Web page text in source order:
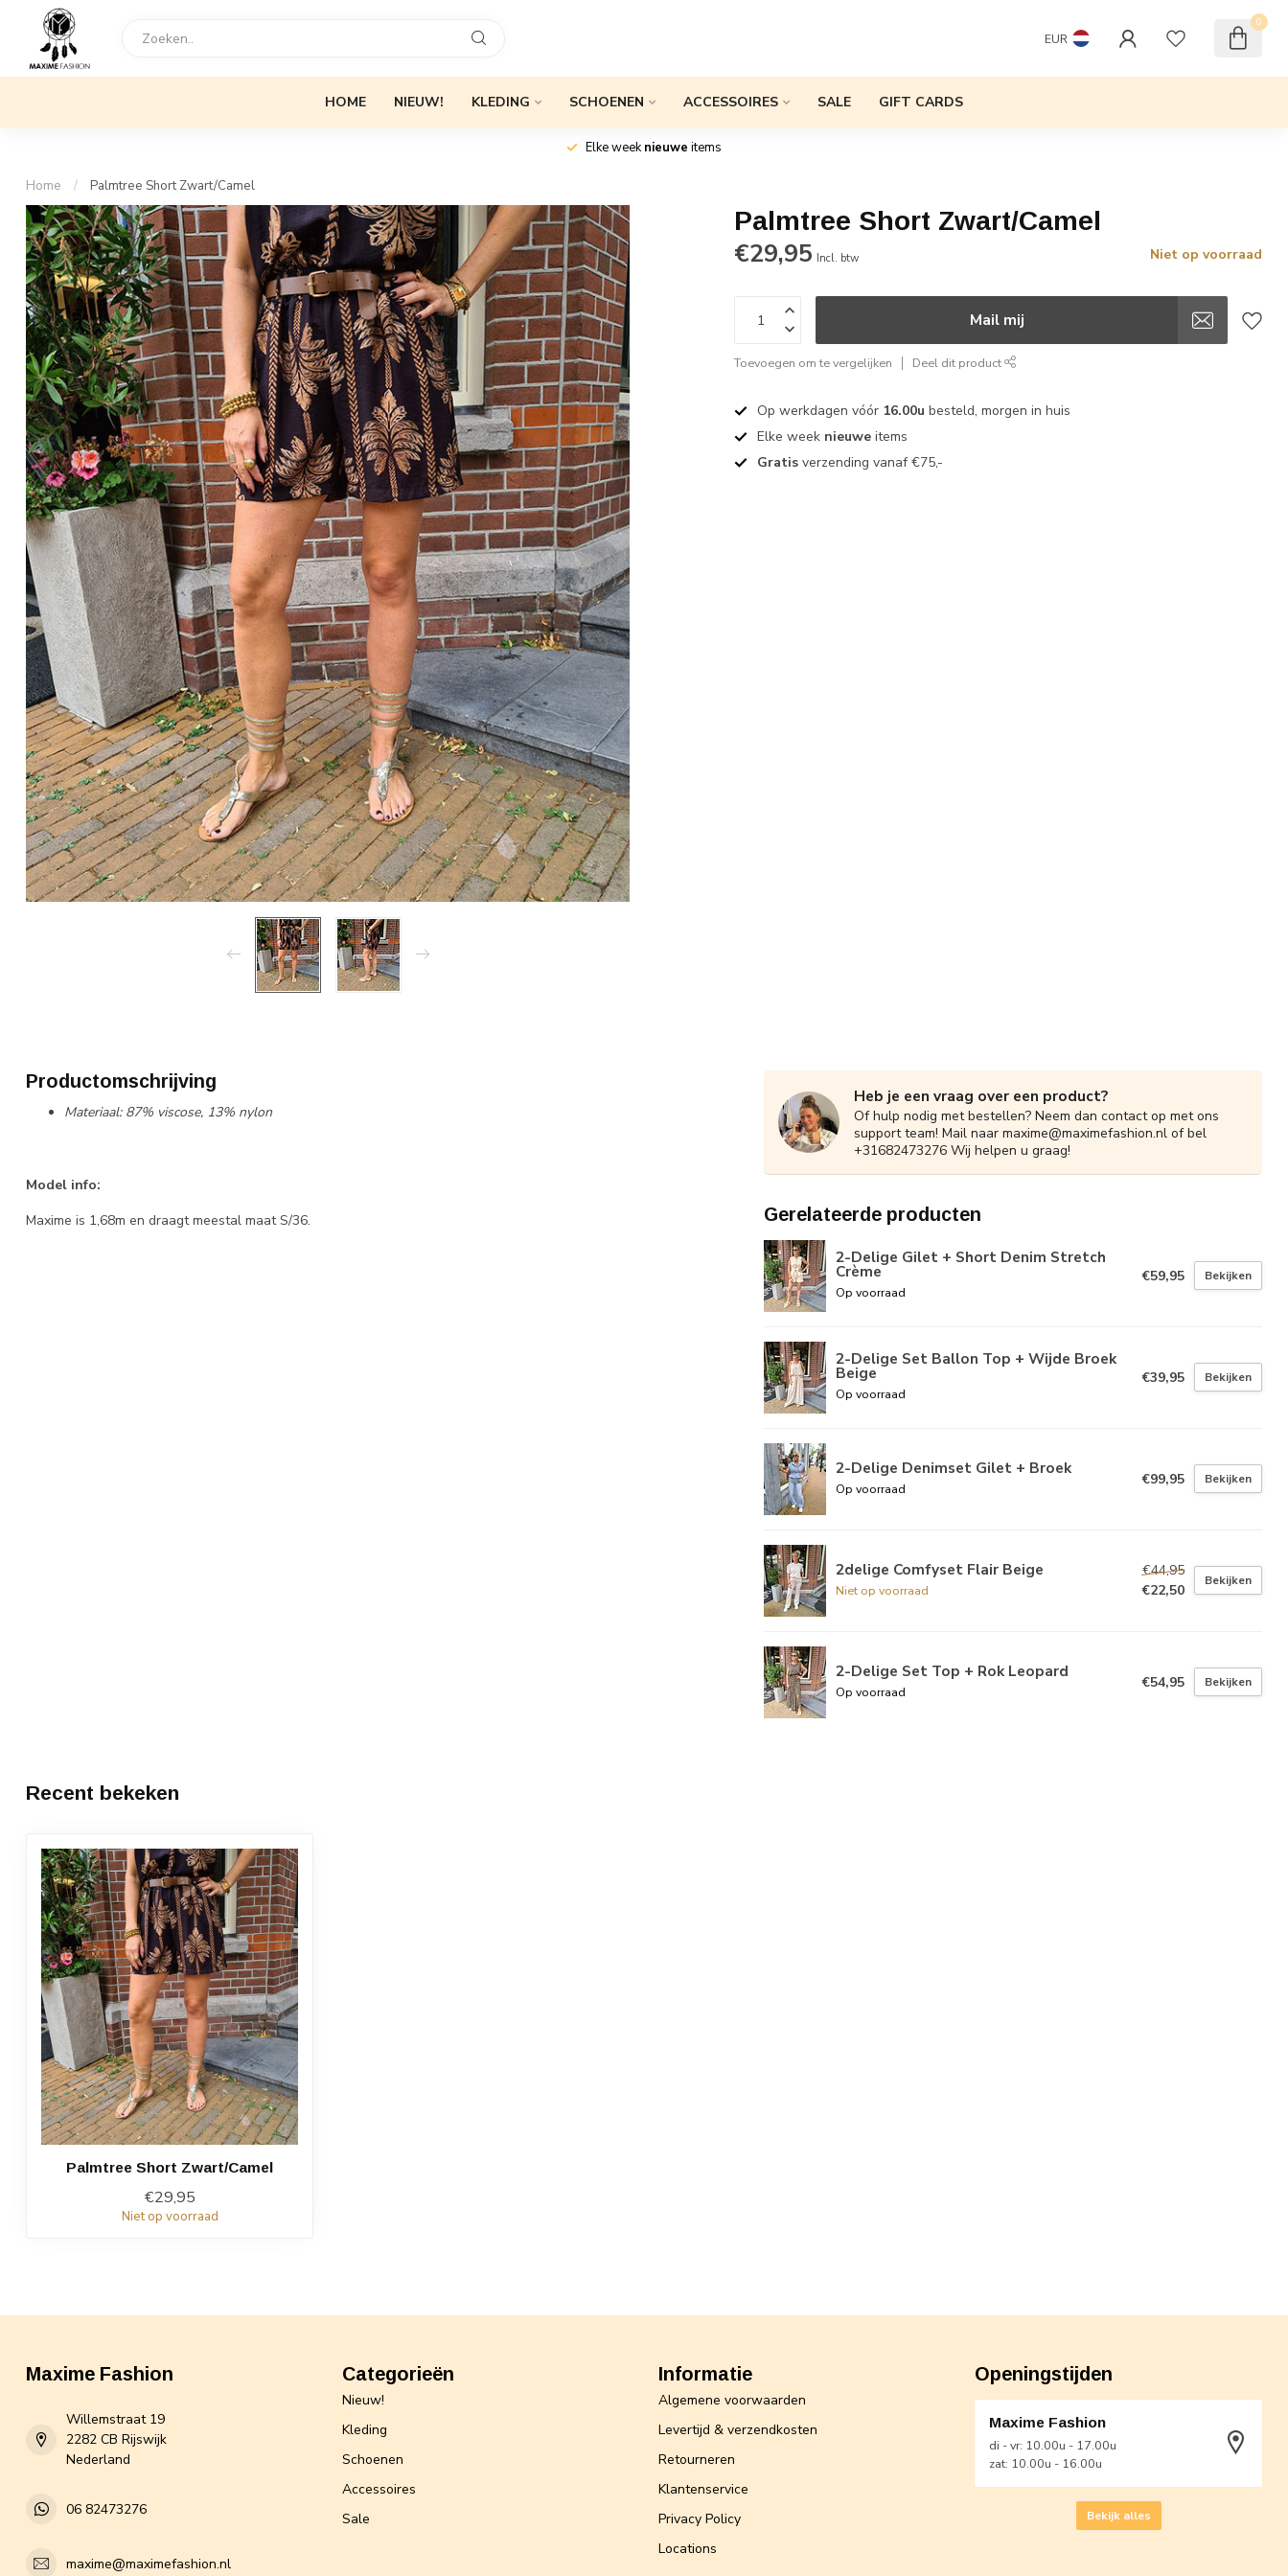
EUR
0
HOME NIEUW! KLEDING SCHOENEN ACCESSOIRES SALE GIFT CARDS
Elke weeknieuwe items
Home / Palmtree Short Zwart/Camel
Palmtree Short Zwart/Camel
€29,95 Incl. btw Niet op voorraad
Mail mij
Toevoegen om te vergelijken Deel dit product
Op werkdagen vóór 16.00u besteld, morgen in huis
Elke week nieuwe items
Gratis verzending vanaf €75,-
Productomschrijving
Materiaal: 87% viscose, 13% nylon
Model info:
Maxime is 1,68m en draagt meestal maat S/36.
Heb je een vraag over een product?
Of hulp nodig met bestellen? Neem dan contact op met ons
support team! Mail naar maxime@maximefashion.nl of bel
+31682473276 Wij helpen u graag!
Gerelateerde producten
2-Delige Gilet + Short Denim Stretch
Crème
Op voorraad
€59,95 Bekijken
2-Delige Set Ballon Top + Wijde Broek
Beige
Op voorraad
€39,95 Bekijken
2-Delige Denimset Gilet + Broek
Op voorraad
€99,95 Bekijken
2delige Comfyset Flair Beige
Niet op voorraad
€44,95
€22,50
Bekijken
2-Delige Set Top + Rok Leopard
Op voorraad
€54,95 Bekijken
Recent bekeken
Palmtree Short Zwart/Camel
€29,95
Niet op voorraad
Maxime Fashion
Willemstraat 19
2282 CB Rijswijk
Nederland
06 82473276
maxime@maximefashion.nl
Categorieën
Nieuw!
Kleding
Schoenen
Accessoires
Sale
Informatie
Algemene voorwaarden
Levertijd & verzendkosten
Retourneren
Klantenservice
Privacy Policy
Locations
Openingstijden
Maxime Fashion
di - vr: 10.00u - 17.00u
zat: 10.00u - 16.00u
Bekijk alles